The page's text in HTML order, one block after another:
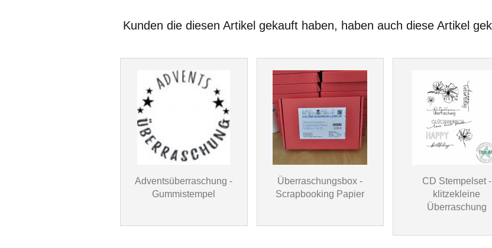
Kunden die diesen Artikel gekauft haben, haben auch diese Artikel
Adventsüberraschung -
Gummistempel
Überraschungsbox -
Scrapbooking Papier
CD Stempelset -
klitzekleine
Überraschung